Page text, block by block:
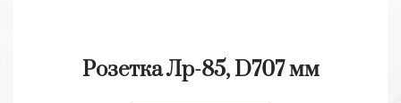
Розетка Лр-85, D707 мм